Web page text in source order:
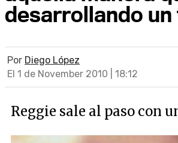
desarrollando
Por Diego López
El 1 de November 2010 | 18:12
Reggie sale al paso con